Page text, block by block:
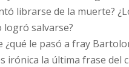
librarse de la muerte?
logró salvarse?
¿qué le pasó a fray
irónica la última frase del